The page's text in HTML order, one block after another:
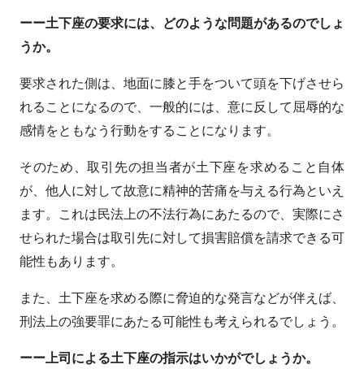
ーー土下座の要求には、どのような問題があるのでしょ
うか。
要求された側は、地面に膝と手をついて頭を下げさせら
れることになるので、一般的には、意に反して屈辱的な
感情をともなう行動をすることになります。
そのため、取引先の担当者が土下座を求めること自体
が、他人に対して故意に精神的苦痛を与える行為といえ
ます。これは民法上の不法行為にあたるので、実際にさ
せられた場合は取引先に対して損害賠償を請求できる可
能性もあります。
また、土下座を求める際に脅迫的な発言などが伴えば、
刑法上の強要罪にあたる可能性も考えられるでしょう。
ーー上司による土下座の指示はいかがでしょうか。